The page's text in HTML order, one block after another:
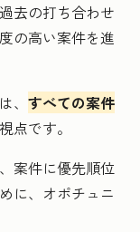
去の打ち合わせ
の高い案件を進
、 すべての案件
点です。
案件に優先順位
に、オポチュニ